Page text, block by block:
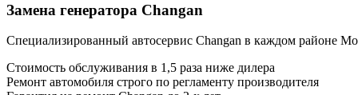
Замена генератора Changan
Специализированный автосервис Changan в каждом районе
Стоимость обслуживания в 1,5 раза ниже дилера
Ремонт автомобиля строго по регламенту производителя